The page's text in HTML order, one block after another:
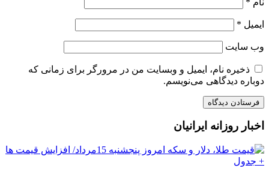
ایمیل *
وب‌ سایت
ذخیره نام، ایمیل و وبسایت من در مرورگر برای زمانی که
دوباره دیدگاهی می‌نویسم.
اخبار روزانه ایرانیان